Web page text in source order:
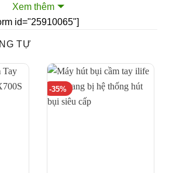
lên đến 20000 Pa
tích 0.6 L
Xem thêm
id="25910065"]
TỰ
-35%